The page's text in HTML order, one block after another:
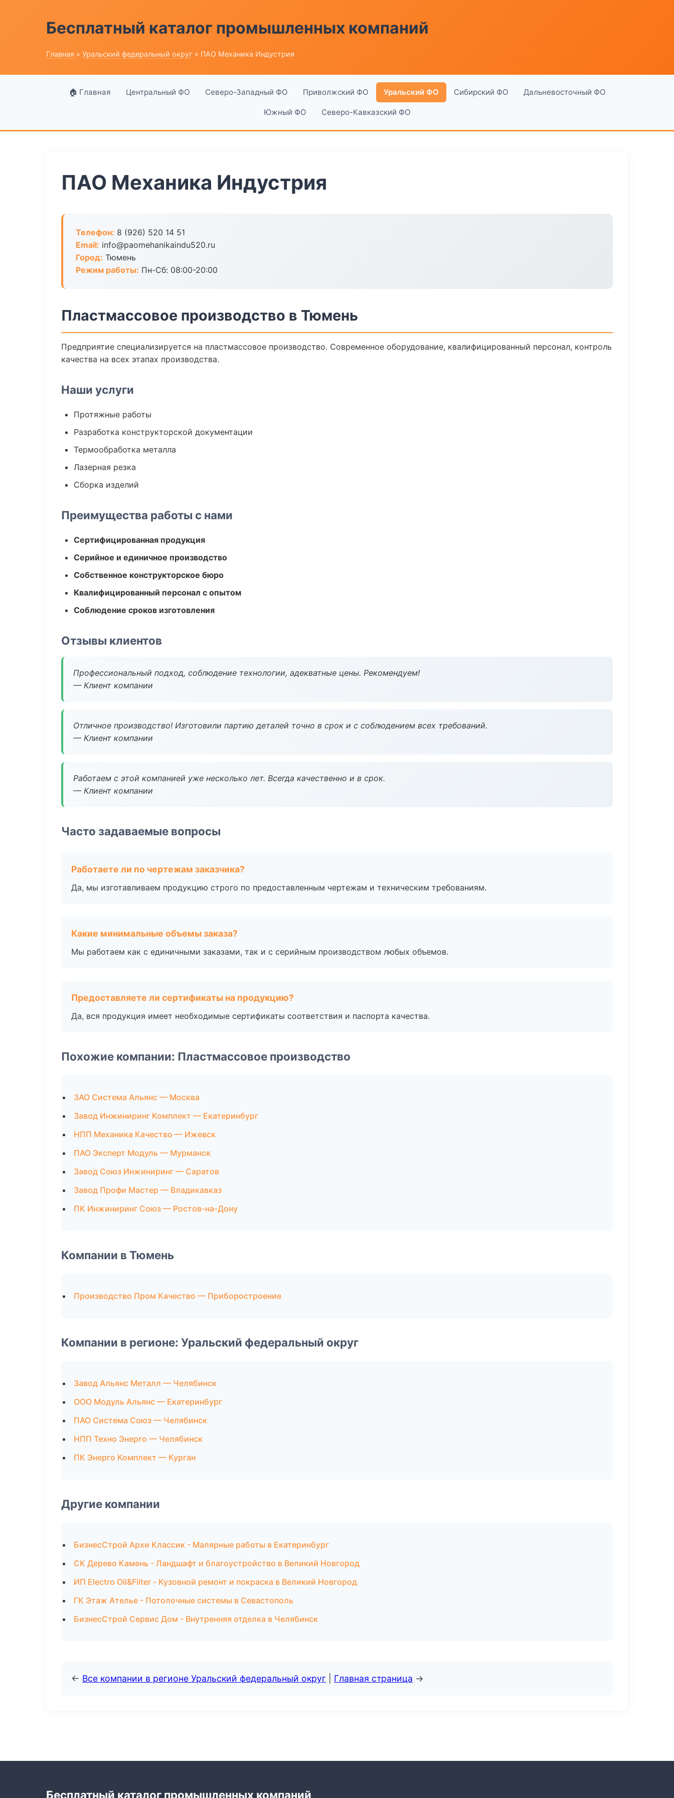
Бесплатный каталог промышленных компаний
Главная » Уральский федеральный округ » ПАО Механика Индустрия
🏠 Главная Центральный ФО Северо-Западный ФО Приволжский ФО Уральский ФО Сибирский ФО Дальневосточный ФО
Южный ФО Северо-Кавказский ФО
ПАО Механика Индустрия
Телефон: 8 (926) 520 14 51
Email: info@paomehanikaindu520.ru
Город: Тюмень
Режим работы: Пн-Сб: 08:00-20:00
Пластмассовое производство в Тюмень
Предприятие специализируется на пластмассовое производство. Современное оборудование, квалифицированный персонал, контроль
качества на всех этапах производства.
Наши услуги
Протяжные работы
Разработка конструкторской документации
Термообработка металла
Лазерная резка
Сборка изделий
Преимущества работы с нами
Сертифицированная продукция
Серийное и единичное производство
Собственное конструкторское бюро
Квалифицированный персонал с опытом
Соблюдение сроков изготовления
Отзывы клиентов
Профессиональный подход, соблюдение технологии, адекватные цены. Рекомендуем!
— Клиент компании
Отличное производство! Изготовили партию деталей точно в срок и с соблюдением всех требований.
— Клиент компании
Работаем с этой компанией уже несколько лет. Всегда качественно и в срок.
— Клиент компании
Часто задаваемые вопросы
Работаете ли по чертежам заказчика?
Да, мы изготавливаем продукцию строго по предоставленным чертежам и техническим требованиям.
Какие минимальные объемы заказа?
Мы работаем как с единичными заказами, так и с серийным производством любых объемов.
Предоставляете ли сертификаты на продукцию?
Да, вся продукция имеет необходимые сертификаты соответствия и паспорта качества.
Похожие компании: Пластмассовое производство
ЗАО Система Альянс — Москва
Завод Инжиниринг Комплект — Екатеринбург
НПП Механика Качество — Ижевск
ПАО Эксперт Модуль — Мурманск
Завод Союз Инжиниринг — Саратов
Завод Профи Мастер — Владикавказ
ПК Инжиниринг Союз — Ростов-на-Дону
Компании в Тюмень
Производство Пром Качество — Приборостроение
Компании в регионе: Уральский федеральный округ
Завод Альянс Металл — Челябинск
ООО Модуль Альянс — Екатеринбург
ПАО Система Союз — Челябинск
НПП Техно Энерго — Челябинск
ПК Энерго Комплект — Курган
Другие компании
БизнесСтрой Архи Классик - Малярные работы в Екатеринбург
СК Дерево Камень - Ландшафт и благоустройство в Великий Новгород
ИП Electro Oil&Filter - Кузовной ремонт и покраска в Великий Новгород
ГК Этаж Ателье - Потолочные системы в Севастополь
БизнесСтрой Сервис Дом - Внутренняя отделка в Челябинск
← Все компании в регионе Уральский федеральный округ Главная страница →
Бесплатный каталог промышленных компаний